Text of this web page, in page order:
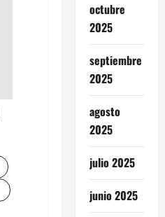
octubre
2025
septiembre
2025
agosto
2025
julio 2025
junio 2025